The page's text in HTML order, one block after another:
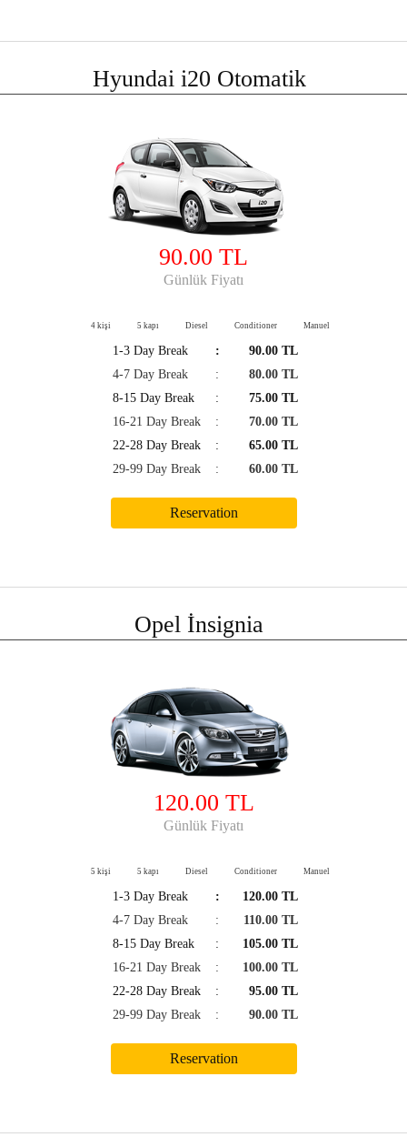
Hyundai i20 Otomatik
90.00 TL
Günlük Fiyatı
4 kişi 5 kapı Diesel Conditioner Manuel
1-3 Day Break :
90.00 TL
4-7 Day Break
:
80.00 TL
8-15 Day Break
:
75.00 TL
16-21 Day Break
:
70.00 TL
22-28 Day Break
:
65.00 TL
29-99 Day Break
: 60.00 TL
Opel İnsignia
120.00 TL
Günlük Fiyatı
5 kişi 5 kapı Diesel Conditioner Manuel
1-3 Day Break :
120.00 TL
4-7 Day Break
:
110.00 TL
8-15 Day Break
:
105.00 TL
16-21 Day Break
:
100.00 TL
22-28 Day Break
:
95.00 TL
29-99 Day Break
: 90.00 TL